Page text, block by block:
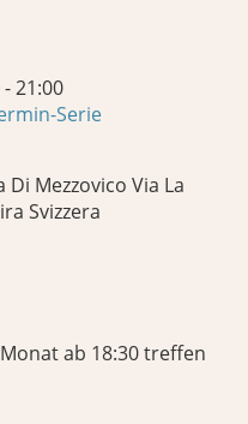
21:00
Serie
Di Mezzovico Via La
Svizzera
ab 18:30 treffen